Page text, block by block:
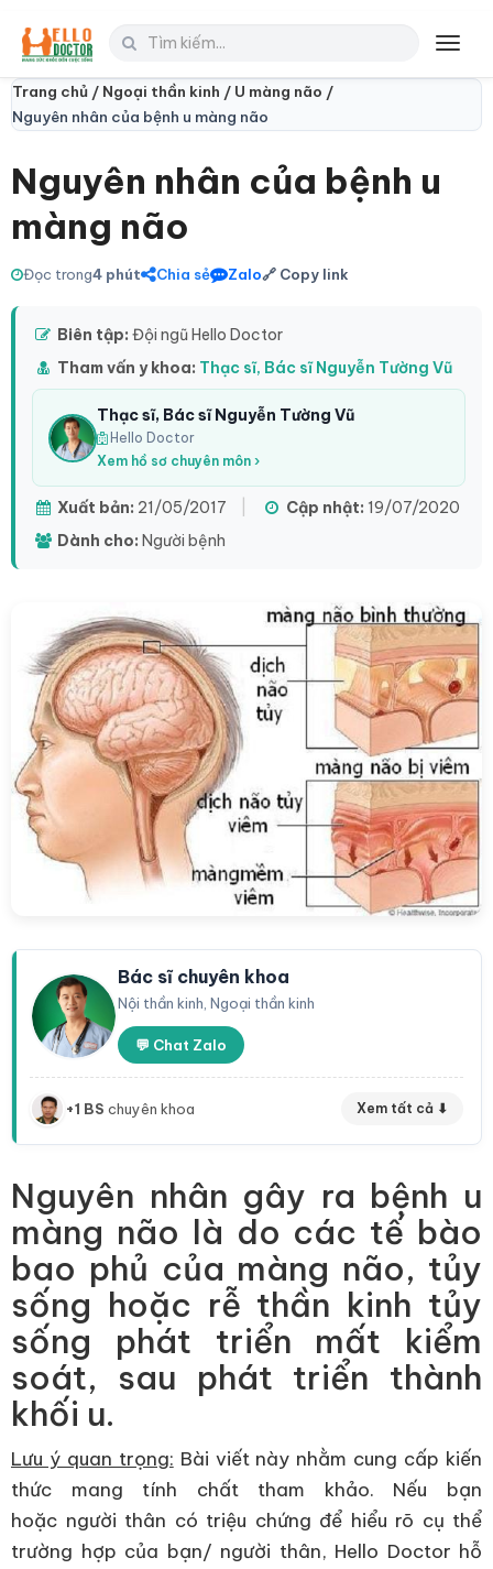
Trang chủ / Ngoại thần kinh / U màng não /
Nguyên nhân của bệnh u màng não
Nguyên nhân của bệnh u
màng não
Đọc trong4 phút Chia sẻ Zalo🔗 Copy link
Biên tập: Đội ngũ Hello Doctor
Tham vấn y khoa: Thạc sĩ, Bác sĩ Nguyễn Tường Vũ
Thạc sĩ, Bác sĩ Nguyễn Tường Vũ
Hello Doctor
Xem hồ sơ chuyên môn ›
Xuất bản: 21/05/2017 Cập nhật: 19/07/2020
Dành cho: Người bệnh
Bác sĩ chuyên khoa
Nội thần kinh, Ngoại thần kinh
💬 Chat Zalo
+1 BS chuyên khoa Xem tất cả ⬇
Nguyên nhân gây ra bệnh u
màng não là do các tế bào
bao phủ của màng não, tủy
sống hoặc rễ thần kinh tủy
sống phát triển mất kiểm
soát, sau phát triển thành
khối u.
Lưu ý quan trọng: Bài viết này nhằm cung cấp kiến
thức mang tính chất tham khảo. Nếu bạn
hoặc người thân có triệu chứng để hiểu rõ cụ thể
trường hợp của bạn/ người thân, Hello Doctor hỗ